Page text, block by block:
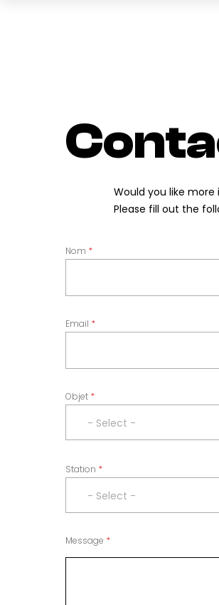
Would you like
Please fill out the
Nom
Email
Objet
- Select -
Station
- Select -
Message